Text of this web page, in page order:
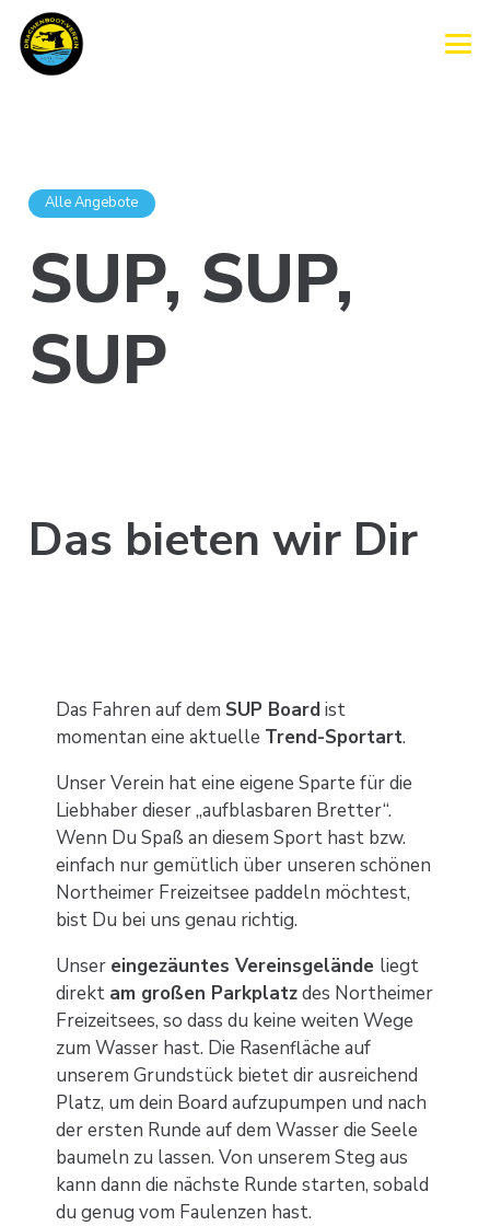
Alle Angebote
SUP, SUP,
SUP
Das bieten wir Dir
Das Fahren auf dem SUP Boardist
momentan eine aktuelle Trend-Sportart.
Unser Verein hat eine eigene Sparte für die
Liebhaber dieser „aufblasbaren Bretter“.
Wenn Du Spaß an diesem Sport hast bzw.
einfach nur gemütlich über unseren schönen
Northeimer Freizeitsee paddeln möchtest,
bist Du bei uns genau richtig.
Unser eingezäuntes Vereinsgelände liegt
direkt am großen Parkplatzdes Northeimer
Freizeitsees, so dass du keine weiten Wege
zum Wasser hast. Die Rasenfläche auf
unserem Grundstück bietet dir ausreichend
Platz, um dein Board aufzupumpen und nach
der ersten Runde auf dem Wasser die Seele
baumeln zu lassen. Von unserem Steg aus
kann dann die nächste Runde starten, sobald
du genug vom Faulenzen hast.